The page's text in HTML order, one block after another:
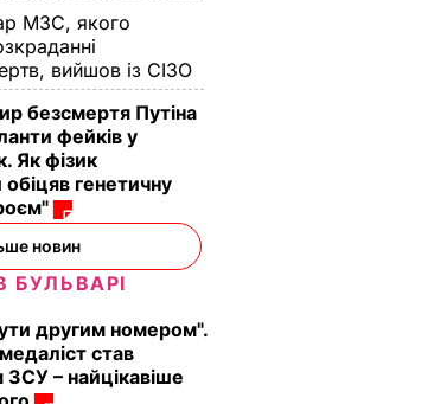
МЗС, якого
вийшов із СІЗО
безсмертя Путіна
фейків у
Як фізик
генетичну
новин
БУЛЬВАРІ
другим номером".
став
– найцікавіше